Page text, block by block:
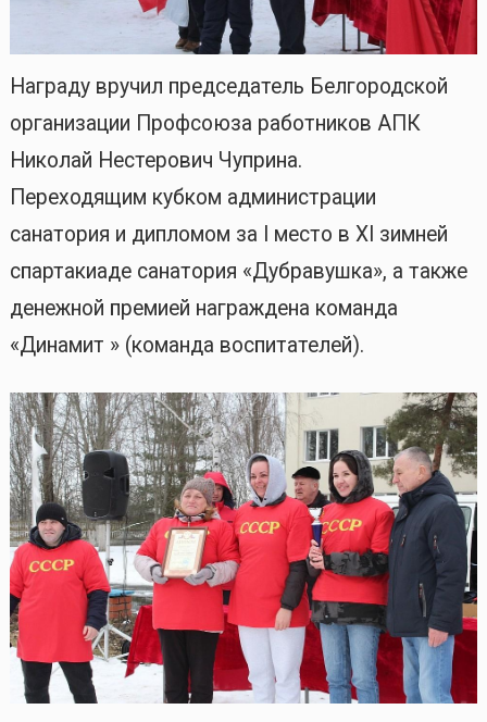
Награду вручил председатель Белгородской
организации Профсоюза работников АПК
Николай Нестерович Чуприна.
Переходящим кубком администрации
санатория и дипломом за I место в XI зимней
спартакиаде санатория «Дубравушка», а также
денежной премией награждена команда
«Динамит » (команда воспитателей).